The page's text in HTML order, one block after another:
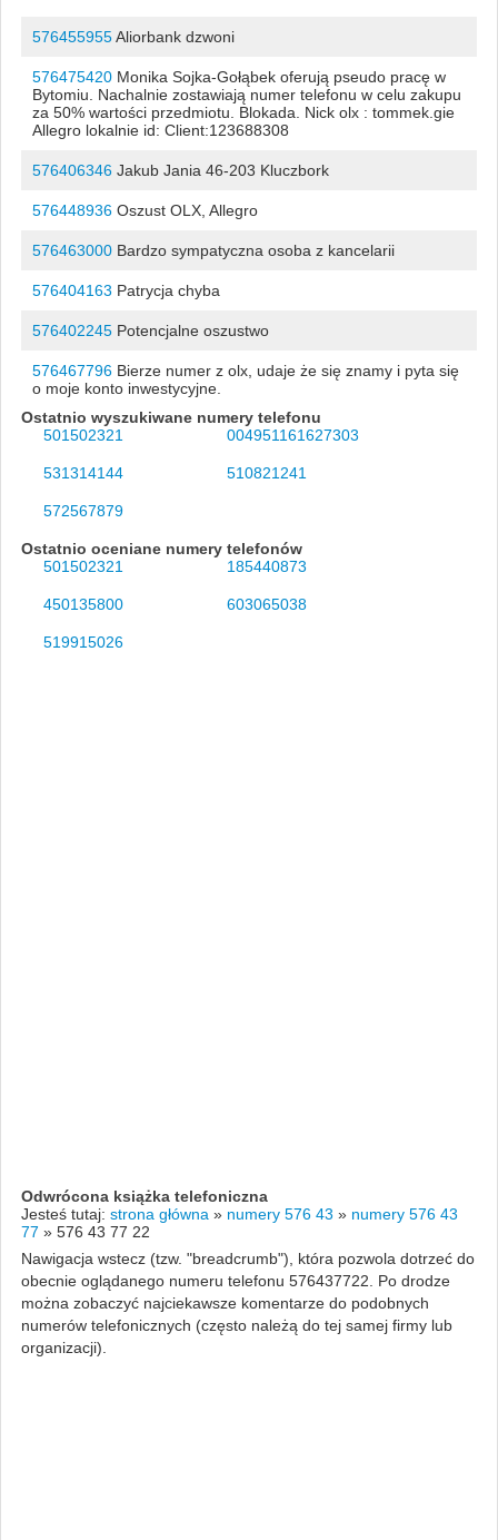
576455955Aliorbank dzwoni
576475420Monika Sojka-Gołąbek oferują pseudo pracę w
Bytomiu. Nachalnie zostawiają numer telefonu w celu zakupu
za 50% wartości przedmiotu. Blokada. Nick olx : tommek.gie
Allegro lokalnie id: Client:123688308
576406346Jakub Jania 46-203 Kluczbork
576448936Oszust OLX, Allegro
576463000Bardzo sympatyczna osoba z kancelarii
576404163 Patrycja chyba
576402245Potencjalne oszustwo
576467796Bierze numer z olx, udaje że się znamy i pyta się
o moje konto inwestycyjne.
Ostatnio wyszukiwane numery telefonu
501502321
004951161627303
531314144 510821241
572567879
Ostatnio oceniane numery telefonów
501502321
185440873
450135800 603065038
519915026
Odwrócona książka telefoniczna
Jesteś tutaj: strona główna » numery 576 43 » numery 576 43
77 » 576 43 77 22
Nawigacja wstecz (tzw. "breadcrumb"), która pozwola dotrzeć do
obecnie oglądanego numeru telefonu 576437722. Po drodze
można zobaczyć najciekawsze komentarze do podobnych
numerów telefonicznych (często należą do tej samej firmy lub
organizacji).